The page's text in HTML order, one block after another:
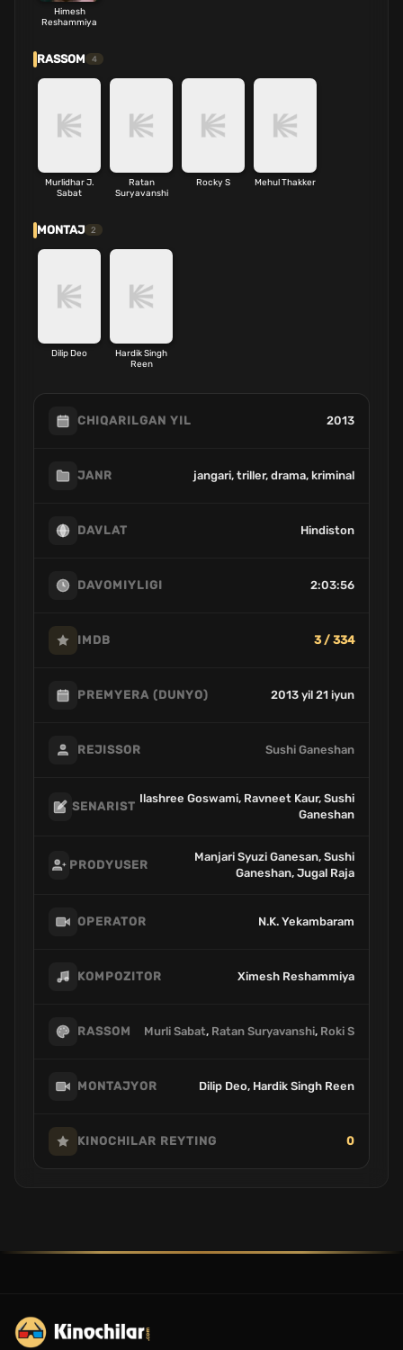
Himesh
Reshammiya
RASSOM 4
Murlidhar J.
Sabat
Ratan
Suryavanshi
Rocky S Mehul Thakker
MONTAJ 2
Dilip Deo
Hardik Singh
Reen
CHIQARILGAN YIL 2013
JANR jangari, triller, drama, kriminal
DAVLAT Hindiston
DAVOMIYLIGI 2:03:56
IMDB 3 / 334
PREMYERA (DUNYO) 2013 yil 21 iyun
REJISSOR Sushi Ganeshan
SENARIST
Ilashree Goswami, Ravneet Kaur, Sushi
Ganeshan
PRODYUSER
Manjari Syuzi Ganesan, Sushi
Ganeshan, Jugal Raja
OPERATOR N.K. Yekambaram
KOMPOZITOR Ximesh Reshammiya
RASSOM Murli Sabat, Ratan Suryavanshi, Roki S
MONTAJYOR Dilip Deo, Hardik Singh Reen
KINOCHILAR REYTING 0